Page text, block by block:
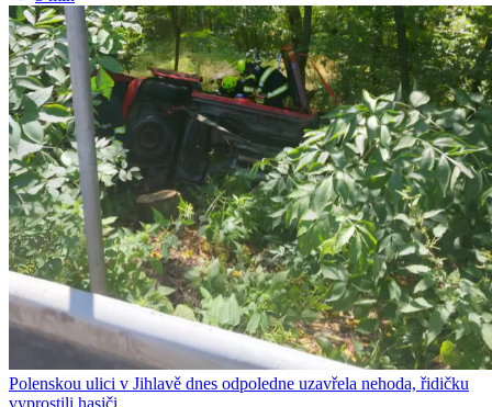
Polenskou ulici v Jihlavě dnes odpoledne uzavřela nehoda, řidičku
vyprostili hasiči